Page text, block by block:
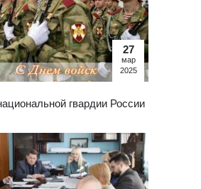
гвардии России
27
мар
2025